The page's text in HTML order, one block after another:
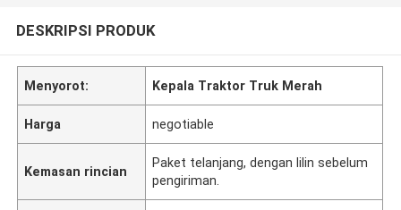
DESKRIPSI PRODUK
Menyorot: Kepala Traktor Truk Merah
Harga negotiable
Kemasan rincian
Paket telanjang, dengan lilin sebelum
pengiriman.